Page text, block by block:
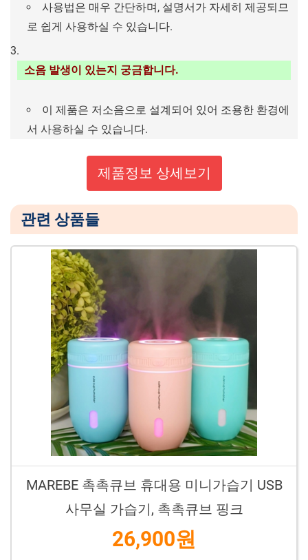
사용법은 매우 간단하며, 설명서가 자세히 제공되므
로 쉽게 사용하실 수 있습니다.
소음 발생이 있는지 궁금합니다.
이 제품은 저소음으로 설계되어 있어 조용한 환경에
서 사용하실 수 있습니다.
제품정보 상세보기
관련 상품들
MAREBE 촉촉큐브 휴대용 미니가습기 USB
사무실 가습기, 촉촉큐브 핑크
26,900원